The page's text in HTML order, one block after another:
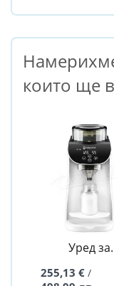
които ще
Уред за
адаптирано
255,13 € /